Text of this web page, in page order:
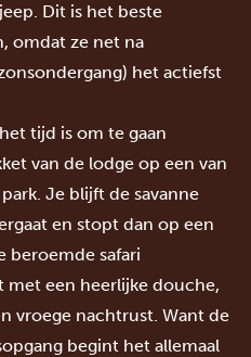
Dit is het beste
omdat ze net na
het actiefst
tijd is om te gaan
van de lodge op een van
Je blijft de savanne
en stopt dan op een
beroemde safari
met een heerlijke douche,
vroege nachtrust. Want de
begint het allemaal